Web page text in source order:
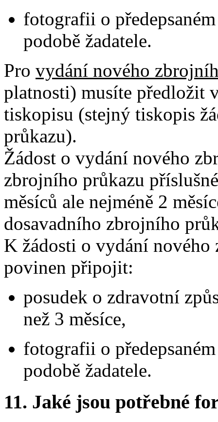
fotografii o
podobě žadatele.
Pro vydání nového
platnosti) musíte předložit
tiskopisu (stejný tiskopis
průkazu).
Žádost o vydání nového
zbrojního průkazu
měsíců ale nejméně 2
dosavadního zbrojního
K žádosti o vydání
povinen připojit:
posudek o zdravotní
než 3 měsíce,
fotografii o
podobě žadatele.
11. Jaké jsou potřebné